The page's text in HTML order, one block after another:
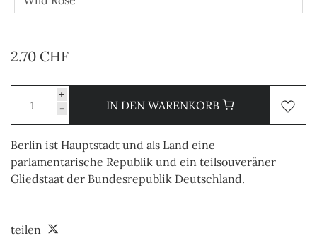
2.70 CHF
+
-
IN DEN WARENKORB
Berlin ist Hauptstadt und als Land eine
parlamentarische Republik und ein teilsouveräner
Gliedstaat der Bundesrepublik Deutschland.
teilen